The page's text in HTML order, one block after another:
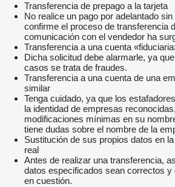
Transferencia de prepago a la tarjeta
No realice un pago por adelantado
confirme el proceso de transferencia
comunicación con el vendedor ha
Transferencia a una cuenta
Dicha solicitud debe alarmarle, ya
casos se trata de fraudes.
Transferencia a una cuenta de una
similar
Tenga cuidado, ya que los
la identidad de empresas
modificaciones mínimas en su
tiene dudas sobre el nombre de la
Sustitución de sus propios datos en
real
Antes de realizar una transferencia,
datos especificados sean correctos y
en cuestión.